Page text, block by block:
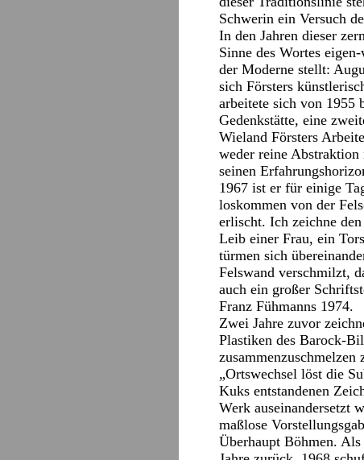
Schwerin ein Versuch
In den Jahren dieser
Sinne des Wortes
der Moderne stellt:
sich Försters
arbeitete sich von 1955
Gedenkstätte, eine
Wieland Försters
weder reine Abstraktion
seinen
1967 ist er für einige
loskommen von der
erlischt. Ich zeichne
Leib einer Frau, ein
türmen sich
Felswand verschmilzt,
auch ein großer
Franz Fühmanns 1974.
Zwei Jahre zuvor
Plastiken des Barock-
„Ortswechsel löst die
Kuks entstandenen
Werk auseinandersetzt
maßlose
Überhaupt Böhmen.